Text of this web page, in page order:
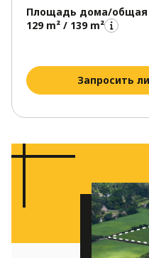
Площадь дома/
129 m² / 139 m²
Запросить